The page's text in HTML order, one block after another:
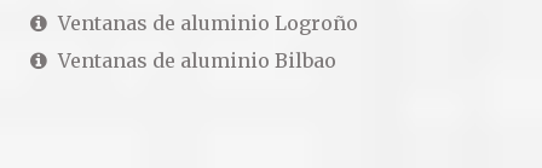
Ventanas de aluminio Logroño
Ventanas de aluminio Bilbao